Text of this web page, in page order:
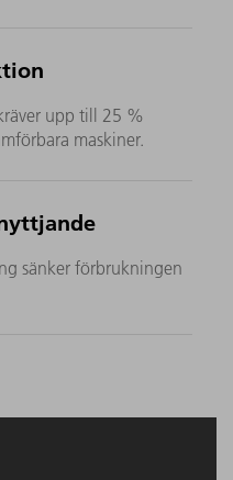
upp till 25 %
maskiner.
sänker förbrukningen